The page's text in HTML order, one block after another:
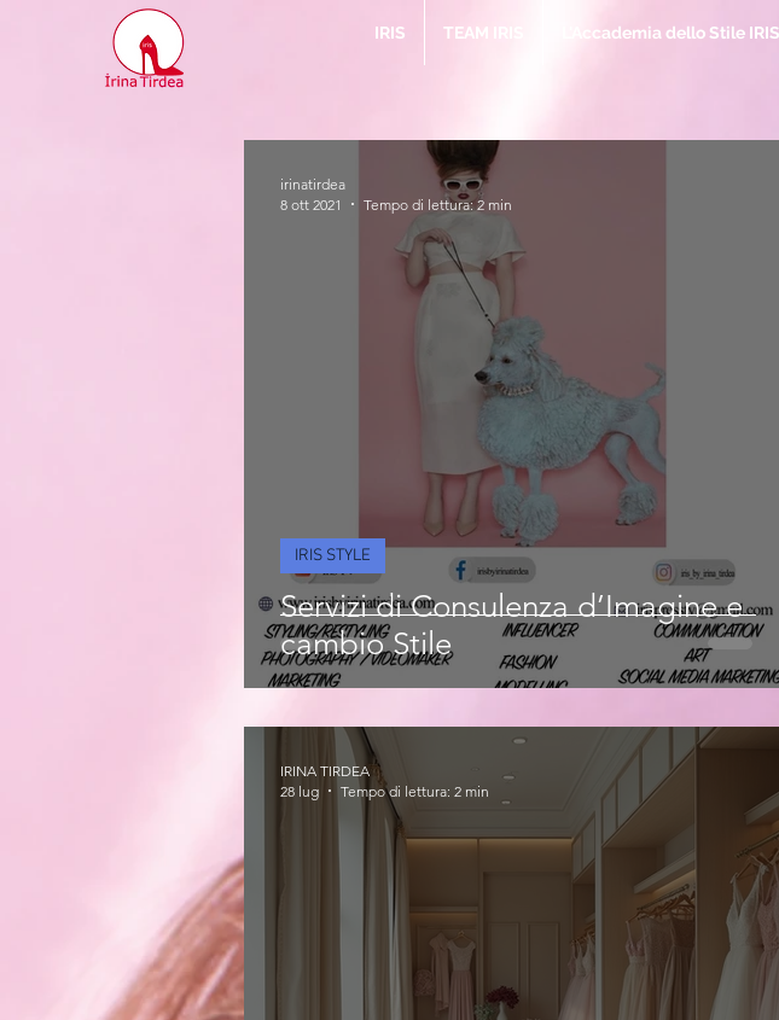
IRIS TEAM IRIS L'Accademia dello Stile IRIS
Servizi di Consulenza d’Imagine e
cambio Stile
IRIS STYLE
irinatirdea
8 ott 2021
Tempo di lettura: 2 min
IRINA TIRDEA
28 lug
Tempo di lettura: 2 min